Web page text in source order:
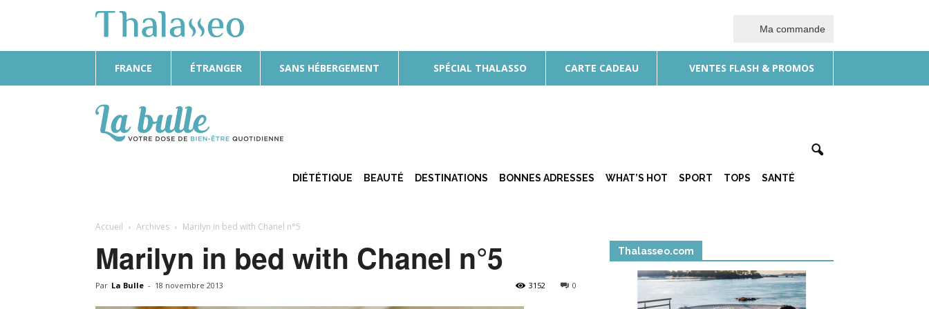
Ma commande
FRANCE ÉTRANGER SANS HÉBERGEMENT SPÉCIAL THALASSO CARTE CADEAU VENTES FLASH & PROMOS
Bulle
DIÉTÉTIQUE BEAUTÉ DESTINATIONS BONNES ADRESSES WHAT’S HOT SPORT TOPS SANTÉ
Accueil Archives Marilyn in bed with Chanel n°5
Marilyn in bed with Chanel n°5
Par La Bulle - 18 novembre 2013 0
3152
Thalasseo.com